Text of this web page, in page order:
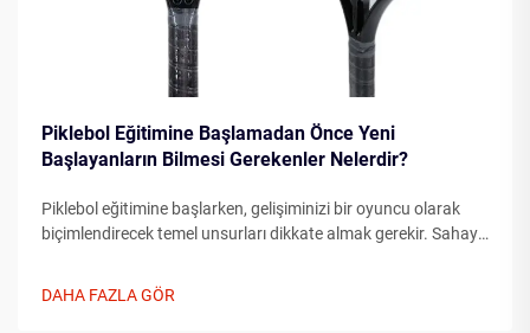
Piklebol Eğitimine Başlamadan Önce Yeni
Başlayanların Bilmesi Gerekenler Nelerdir?
Piklebol eğitimine başlarken, gelişiminizi bir oyuncu olarak
biçimlendirecek temel unsurları dikkate almak gerekir. Sahaya
ölçüde hızlandırabilir...
DAHA FAZLA GÖR